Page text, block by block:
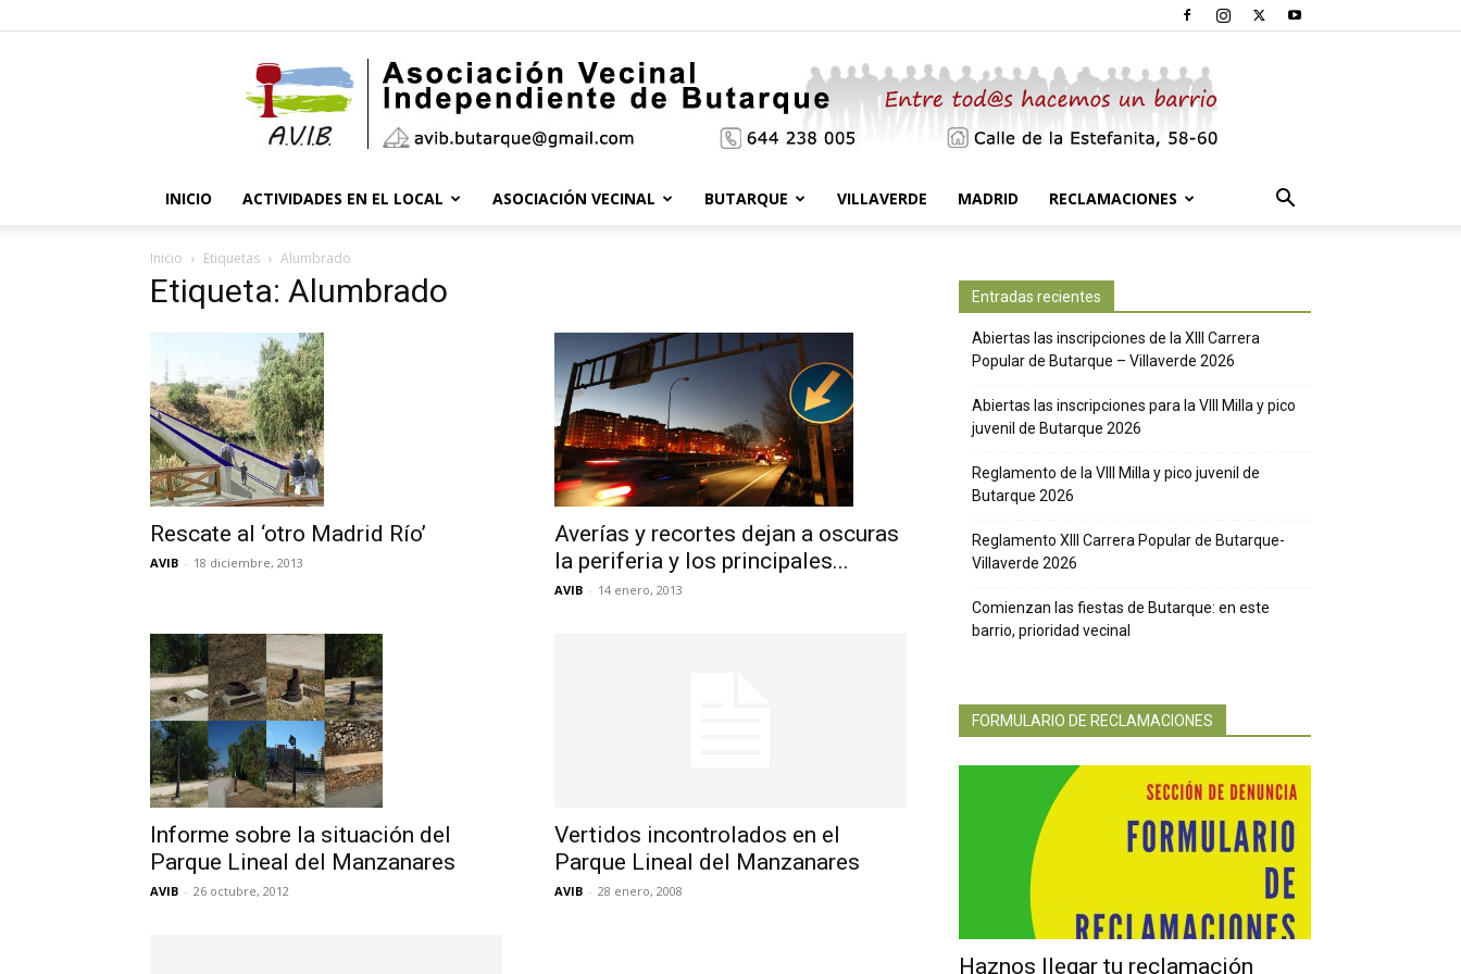
Vecinal
Independiente
INICIO ACTIVIDADES EN EL LOCAL ASOCIACIÓN VECINAL BUTARQUE VILLAVERDE MADRID RECLAMACIONES
Inicio Etiquetas Alumbrado
Etiqueta: Alumbrado
Rescate al ‘otro Madrid Río’
AVIB - 18 diciembre, 2013
Averías y recortes dejan a oscuras
la periferia y los principales...
AVIB - 14 enero, 2013
Informe sobre la situación del
Parque Lineal del Manzanares
AVIB - 26 octubre, 2012
Vertidos incontrolados en el
Parque Lineal del Manzanares
AVIB - 28 enero, 2008
Entradas recientes
Abiertas las inscripciones de la XIII Carrera
Popular de Butarque – Villaverde 2026
Abiertas las inscripciones para la VIII Milla y pico
juvenil de Butarque 2026
Reglamento de la VIII Milla y pico juvenil de
Butarque 2026
Reglamento XIII Carrera Popular de Butarque-
Villaverde 2026
Comienzan las fiestas de Butarque: en este
barrio, prioridad vecinal
FORMULARIO DE RECLAMACIONES
Haznos llegar tu reclamación